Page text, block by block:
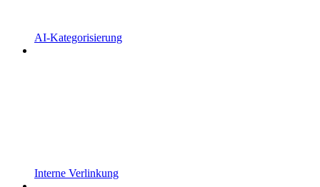
AI-Kategorisierung
Interne Verlinkung